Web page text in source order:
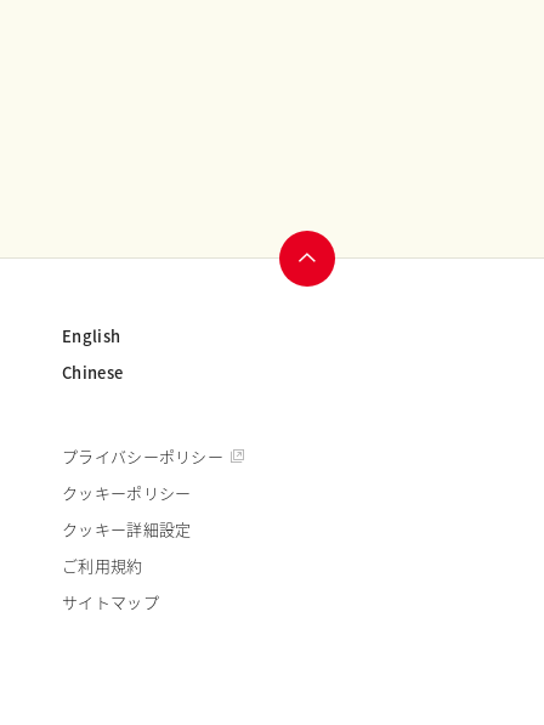
English
Chinese
プライバシーポリシー
クッキーポリシー
クッキー詳細設定
ご利用規約
サイトマップ